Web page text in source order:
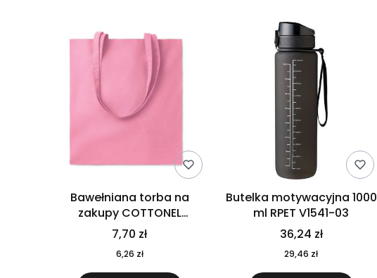
Bawełniana torba na
zakupy COTTONEL
COLOUR++ MO9846-11
7,70 zł
6,26 zł
Butelka motywacyjna 1000
ml RPET V1541-03
36,24 zł
29,46 zł